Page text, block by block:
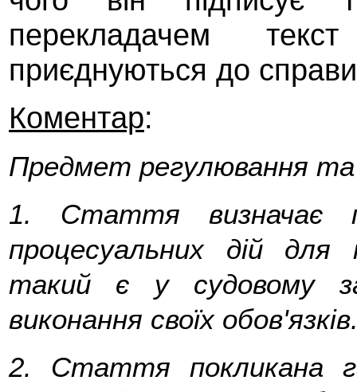
перекладачем
приєднуються до
Коментар:
Предмет регулювання та
1.
Стаття визначає
процесуальних дій
такий є у судовому
виконання своїх
2.
Стаття покликана